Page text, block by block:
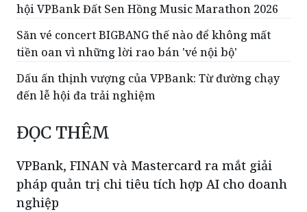
hội VPBank Đất Sen Hồng Music Marathon 2026
Săn vé concert BIGBANG thế nào để không mất
tiền oan vì những lời rao bán 'vé nội bộ'
Dấu ấn thịnh vượng của VPBank: Từ đường chạy
đến lễ hội đa trải nghiệm
ĐỌC THÊM
VPBank, FINAN và Mastercard ra mắt giải
pháp quản trị chi tiêu tích hợp AI cho doanh
nghiệp